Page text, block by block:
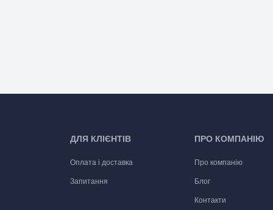
ДЛЯ КЛІЄНТІВ
Оплата і доставка
Запитання
ПРО КОМПАНІЮ
Про компанію
Блог
Контакти